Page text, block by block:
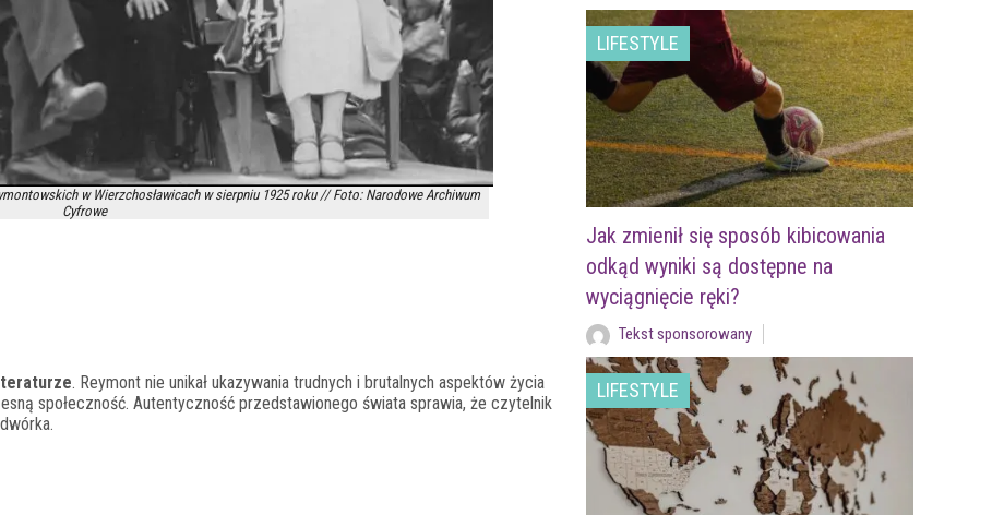
w Wierzchosławicach w sierpniu 1925 roku // Foto: Narodowe Archiwum
Cyfrowe
. Reymont nie unikał ukazywania trudnych i brutalnych aspektów życia
społeczność. Autentyczność przedstawionego świata sprawia, że czytelnik
LIFESTYLE
Jak zmienił się sposób kibicowania
odkąd wyniki są dostępne na
wyciągnięcie ręki?
Tekst sponsorowany
LIFESTYLE